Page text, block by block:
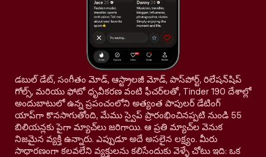
డబుల్ డేట్, సంగీతం మోడ్, ఆస్ట్రాలజీ మోడ్, పాస్‌పోర్ట్, రిలేషన్‌షిప్
గోల్స్, మరియు ఫోటో ధృవీకరణ వంటి ఫీచర్‌లతో, Tinder 190 దేశాల్లో
అందుబాటులో ఉన్న ప్రపంచంలోని అత్యంత పాపులర్ డేటింగ్
యాప్‌గా కొనసాగుతోంది, మేము స్వైప్ ప్రారంభించినప్పటి నుండి 55
బిలియన్లకు పైగా మ్యాచ్‌లు జరిగాయి. ఆ ప్రతి మ్యాచ్‌ల వెనుక
నిజమైన వ్యక్తి ఉన్నారు. ఎప్పుడూ అదే అసలైన లక్ష్యం. మీరు
సాధారణంగా కలవలేని వ్యక్తులను కలిసేందుకు వెళ్ళే చోటు ఇది: ఒక